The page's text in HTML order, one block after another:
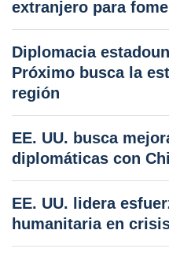
extranjero para
Diplomacia
Próximo busca la
región
EE. UU. busca
diplomáticas con
EE. UU. lidera
humanitaria en